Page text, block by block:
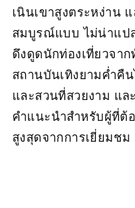
เนินเขาสูงตระหง่าน
สมบูรณ์แบบ ไม่น่าแปล
ดึงดูดนักท่องเที่ยวจา
สถานบันเทิงยามค่ำคื
และสวนที่สวยงาม แล
คำแนะนำสำหรับผู้ที่ต้
สูงสุดจากการเยี่ยมชม